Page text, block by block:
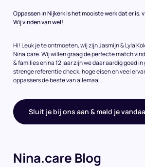
Oppassen in Nijkerk is het mooiste werk dat er is,
Wij vinden van wel!
Hi! Leuk je te ontmoeten, wij zijn Jasmijn & Lyla
Nina.care. Wij willen graag de perfecte match
& families en na 12 jaar zijn we daar aardig goed
strenge referentie check, hoge eisen en veel
oppassers de beste van allemaal.
Sluit je bij ons aan & meld je
Nina.care Blog